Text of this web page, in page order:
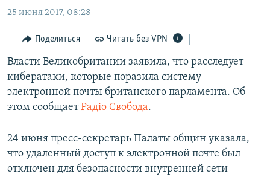
главной
Вернутся
поиску
11 ЛЕТ ОККУПАЦИИ КРЫМА. 11 ИСТОРИЙ СОПРОТИВЛЕНИЯ
ЕЩЕ
ИНТЕРАКТИВ
ИНФОГРАФИКА
ТЕЛЕПРОЕКТ КРЫМ.РЕАЛИИ
СОВЕТЫ ПРАВОЗАЩИТНИКОВ
ПОБЕДИТЕЛЕЙ НЕ СУДЯТ?
КРЫМ.НЕПОКОРЕННЫЙ
РАДІО СВОБОДА
КАК ОБОЙТИ БЛОКИРОВКУ
Українською
ПРИСОЕДИНЯЙТЕСЬ!
25 июня 2017, 08:28
Поделиться Читать без VPN
Власти Великобритании заявила, что расследует
кибератаки, которые поразила систему
электронной почты британского парламента. Об
этом сообщаетРадіо Свобода.
24 июня пресс-секретарь Палаты общин указала,
что удаленный доступ к электронной почте был
отключен для безопасности внутренней сети